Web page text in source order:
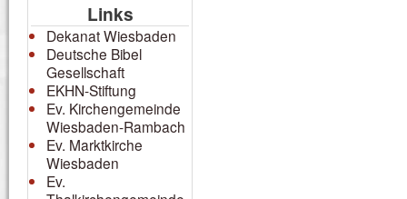
Links
Dekanat Wiesbaden
Deutsche Bibel
Gesellschaft
EKHN-Stiftung
Ev. Kirchengemeinde
Wiesbaden-Rambach
Ev. Marktkirche
Wiesbaden
Ev.